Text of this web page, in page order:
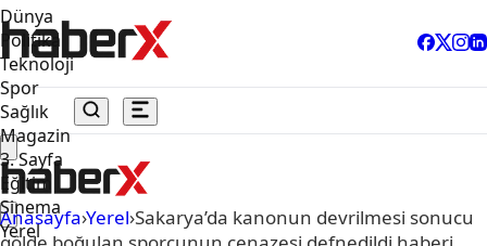
Dünya
Politika
Teknoloji
Spor
Sağlık
Magazin
3. Sayfa
Eğitim
Sinema
Yerel
Anasayfa›Yerel›Sakarya’da kanonun devrilmesi sonucu